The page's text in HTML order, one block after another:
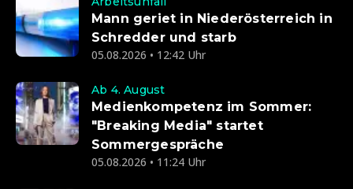
Mann geriet in Niederösterreich in
Schredder und starb
05.08.2026 • 12:42 Uhr
Ab 4. August
Medienkompetenz im Sommer:
"Breaking Media" startet
Sommergespräche
05.08.2026 • 11:24 Uhr